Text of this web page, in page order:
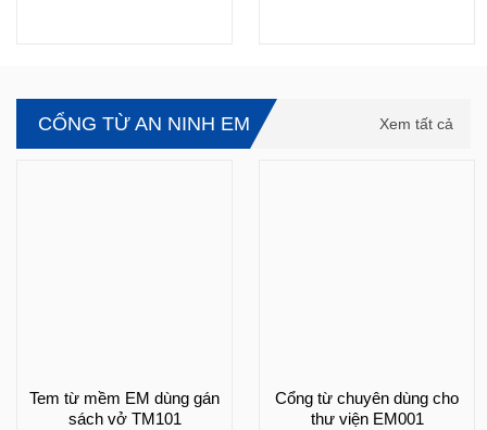
CỔNG TỪ AN NINH EM Xem tất cả
Tem từ mềm EM dùng gán
sách vở TM101
Cổng từ chuyên dùng cho
thư viện EM001